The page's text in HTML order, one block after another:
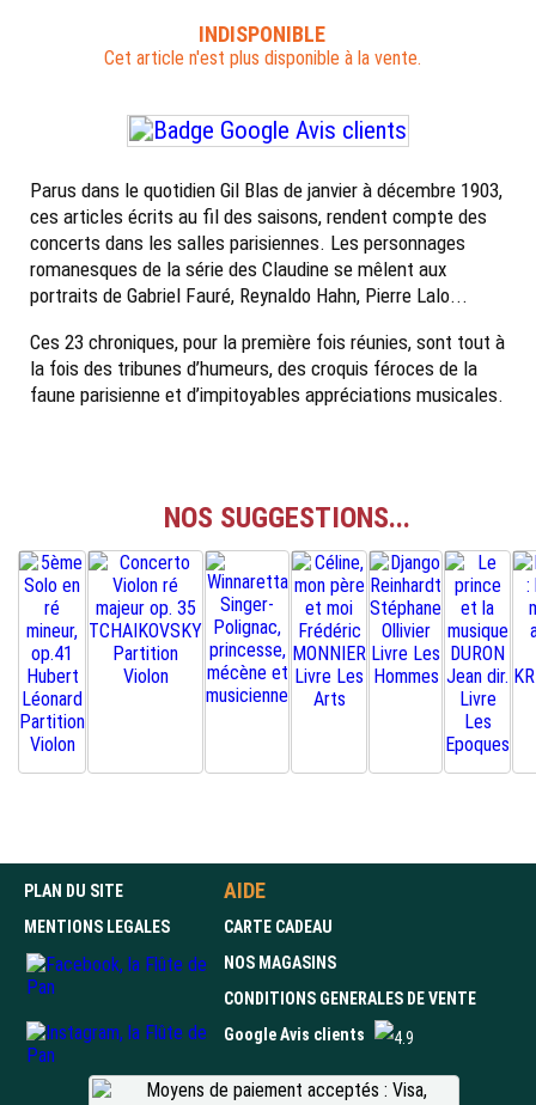
INDISPONIBLE
Cet article n'est plus disponible à la vente.
Parus dans le quotidien Gil Blas de janvier à décembre 1903,
ces articles écrits au fil des saisons, rendent compte des
concerts dans les salles parisiennes. Les personnages
romanesques de la série des Claudine se mêlent aux
portraits de Gabriel Fauré, Reynaldo Hahn, Pierre Lalo...
Ces 23 chroniques, pour la première fois réunies, sont tout à
la fois des tribunes d’humeurs, des croquis féroces de la
faune parisienne et d’impitoyables appréciations musicales.
NOS SUGGESTIONS...
PLAN DU SITE
MENTIONS LEGALES
AIDE
CARTE CADEAU
NOS MAGASINS
CONDITIONS GENERALES DE VENTE
Google Avis clients